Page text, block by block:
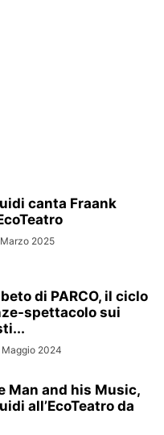
canta Fraank
2025
di PARCO, il ciclo
spettacolo sui
Maggio 2024
Man and his Music,
all’EcoTeatro da